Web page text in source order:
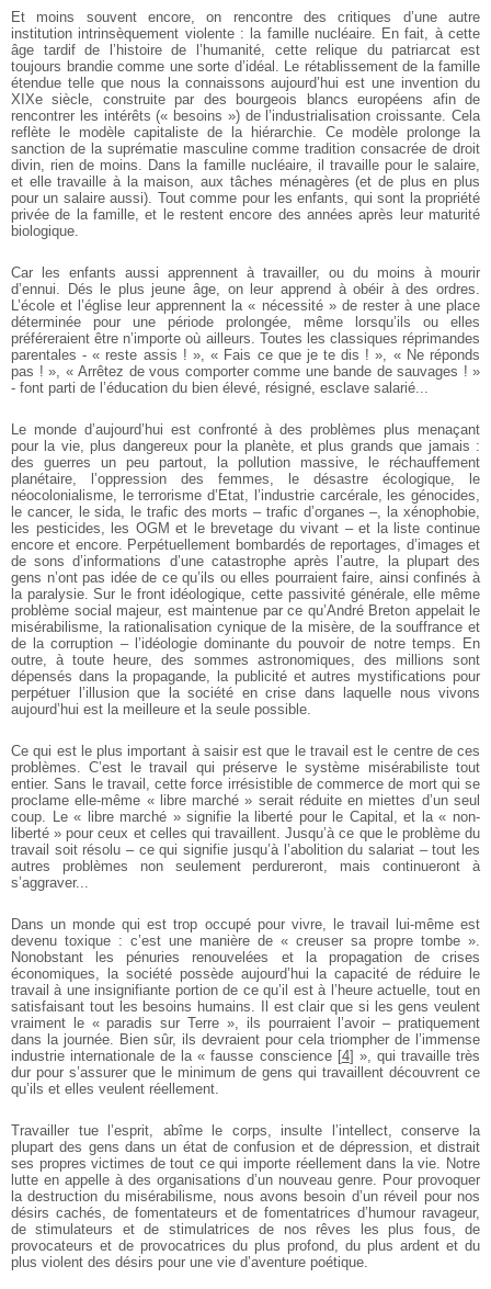
Et moins souvent encore, on rencontre des critiques d’une autre
institution intrinsèquement violente : la famille nucléaire. En fait, à cette
âge tardif de l’histoire de l’humanité, cette relique du patriarcat est
toujours brandie comme une sorte d’idéal. Le rétablissement de la famille
étendue telle que nous la connaissons aujourd’hui est une invention du
XIXe siècle, construite par des bourgeois blancs européens afin de
rencontrer les intérêts (« besoins ») de l’industrialisation croissante. Cela
reflète le modèle capitaliste de la hiérarchie. Ce modèle prolonge la
sanction de la suprématie masculine comme tradition consacrée de droit
divin, rien de moins. Dans la famille nucléaire, il travaille pour le salaire,
et elle travaille à la maison, aux tâches ménagères (et de plus en plus
pour un salaire aussi). Tout comme pour les enfants, qui sont la propriété
privée de la famille, et lerestent encore des années après leur maturité
biologique.
Car les enfants aussi apprennent à travailler, ou du moins à mourir
d’ennui. Dés le plus jeune âge, on leur apprend à obéir à des ordres.
L’école et l’église leur apprennent la « nécessité » de rester à une place
déterminée pour une période prolongée, même lorsqu’ils ou elles
préféreraient être n’importe où ailleurs. Toutes les classiques réprimandes
parentales - « reste assis ! », « Fais ce que je te dis ! », « Ne réponds
pas ! », « Arrêtez de vous comporter comme une bande de sauvages ! »
- font parti de l’éducation du bien élevé, résigné, esclave salarié...
Le monde d’aujourd’hui est confronté à des problèmes plus menaçant
pour la vie, plus dangereux pour la planète, et plus grands que jamais :
des guerres un peu partout, la pollution massive, le réchauffement
planétaire, l’oppression des femmes, le désastre écologique, le
néocolonialisme, le terrorisme d’Etat, l’industrie carcérale, les génocides,
le cancer, le sida, le trafic des morts – trafic d’organes –, la xénophobie,
les pesticides, les OGM et le brevetage du vivant – et la liste continue
encore et encore. Perpétuellement bombardés de reportages, d’images et
de sons d’informations d’une catastrophe après l’autre, la plupart des
gens n’ont pas idée de ce qu’ils ou elles pourraient faire, ainsi confinés à
la paralysie. Sur le front idéologique, cette passivité générale, elle même
problème social majeur, est maintenue par ce qu’André Breton appelait le
misérabilisme, la rationalisation cynique de la misère, de la souffrance et
de la corruption – l’idéologie dominante du pouvoir de notre temps. En
outre, à toute heure, des sommes astronomiques, des millions sont
dépensés dans la propagande, la publicité et autres mystifications pour
perpétuer l’illusion que la société en crise dans laquelle nous vivons
aujourd’hui est la meilleure et la seule possible.
Ce qui est le plus important à saisir est que le travail est le centre de ces
problèmes. C’est le travail qui préserve le système misérabiliste tout
entier. Sans le travail, cette force irrésistible de commerce de mort qui se
proclame elle-même « libre marché » serait réduite en miettes d’un seul
coup. Le « libre marché » signifie la liberté pour le Capital, et la « non-
liberté » pour ceux et celles qui travaillent. Jusqu’à ce que le problème du
travail soit résolu – ce qui signifie jusqu’à l’abolition du salariat – tout les
autres problèmes non seulement perdureront, mais continueront à
s’aggraver...
Dans un monde qui est trop occupé pour vivre, le travail lui-même est
devenu toxique : c’est une manière de « creuser sa propre tombe ».
Nonobstant les pénuries renouvelées et la propagation de crises
économiques, la société possède aujourd’hui la capacité de réduire le
travail à une insignifiante portion de ce qu’il est à l’heure actuelle, tout en
satisfaisant tout les besoins humains. Il est clair que si les gens veulent
vraiment le « paradis sur Terre », ils pourraient l’avoir – pratiquement
dans la journée. Bien sûr, ils devraient pour cela triompher de l’immense
industrie internationale de la « fausse conscience[4] », qui travaille très
dur pour s’assurer que le minimum de gens qui travaillent découvrent ce
qu’ils et elles veulent réellement.
Travailler tue l’esprit, abîme le corps, insulte l’intellect, conserve la
plupart des gens dans un état de confusion et de dépression, et distrait
ses propres victimes de tout ce qui importe réellement dans la vie. Notre
lutte en appelle à des organisations d’un nouveau genre. Pour provoquer
la destruction du misérabilisme, nous avons besoin d’un réveil pour nos
désirs cachés, de fomentateurs et de fomentatrices d’humour ravageur,
de stimulateurs et de stimulatrices de nos rêves les plus fous, de
provocateurs et de provocatrices du plus profond, du plus ardent et du
plus violent des désirs pour une vie d’aventure poétique.